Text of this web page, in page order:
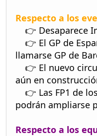
Respecto a los
👉 Desaparece
👉 El GP de
llamarse GP de
👉 El nuevo
aún en
👉 Las FP1 de
podrán ampliarse
Respecto a los